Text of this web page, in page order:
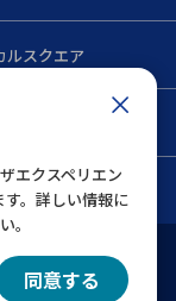
エクスペリエン
。詳しい情報に
。
同意する
ルスクエア
護について